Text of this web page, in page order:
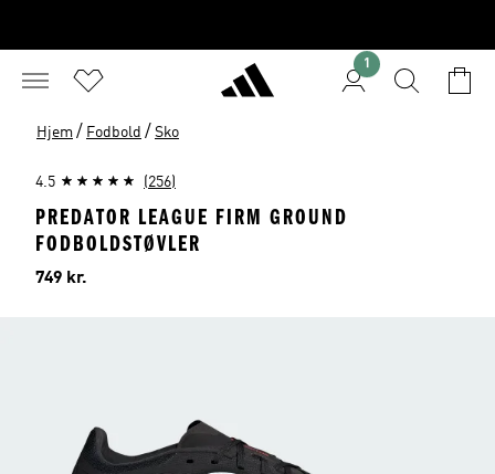
1
Hjem / Fodbold / Sko
4.5 (256)
PREDATOR LEAGUE FIRM GROUND
FODBOLDSTØVLER
Pris
749 kr.